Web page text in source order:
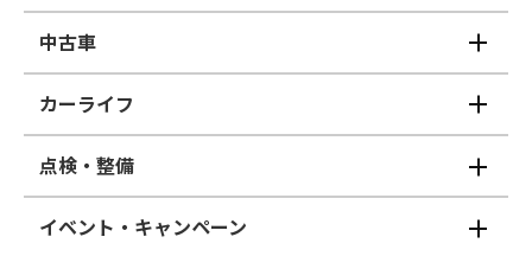
中古車
カーライフ
点検・整備
イベント・キャンペーン